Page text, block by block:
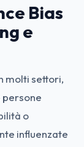
Bias
e
molti settori,
persone
o
influenzate